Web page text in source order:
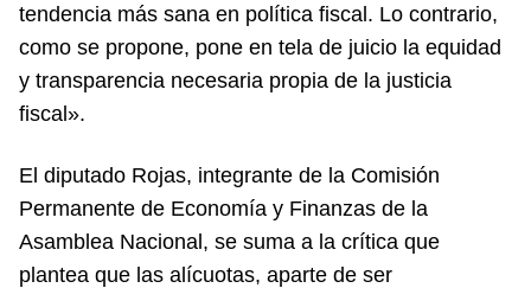
tendencia más sana en política fiscal. Lo contrario,
como se propone, pone en tela de juicio la equidad
y transparencia necesaria propia de la justicia
fiscal».
El diputado Rojas, integrante de la Comisión
Permanente de Economía y Finanzas de la
Asamblea Nacional, se suma a la crítica que
plantea que las alícuotas, aparte de ser